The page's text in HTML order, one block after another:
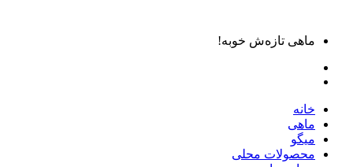
ماهی تازه‌ش خوبه!
خانه
ماهی
میگو
محصولات محلی